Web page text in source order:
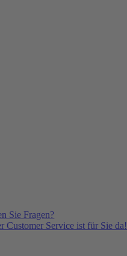
Sie Fragen?
Customer Service ist für Sie da!